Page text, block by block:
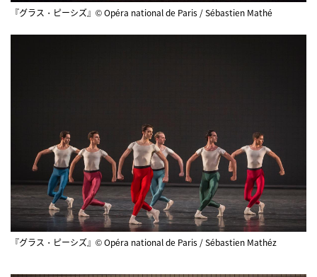
『グラス・ピーシズ』© Opéra national de Paris / Sébastien Mathé
『グラス・ピーシズ』© Opéra national de Paris / Sébastien Mathéz